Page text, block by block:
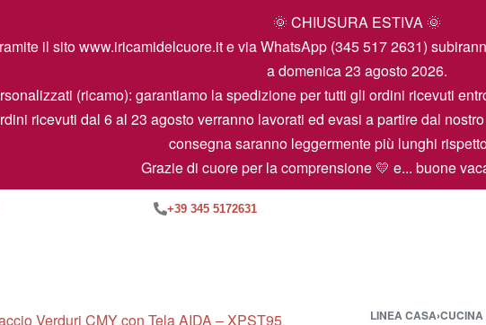
🌞 CHIUSURA ESTIVA 🌞
il sito www.iricamidelcuore.it e via WhatsApp (345 517 2631)
a domenica 23 agosto 2026.
(ricamo): garantiamo la spedizione per tutti gli ordini ricevuti
ricevuti dal 6 al 23 agosto verranno lavorati ed evasi a partire dal
consegna saranno leggermente più lunghi
Grazie di cuore per la comprensione 💛 e... buone
+39 345 5172631
LINEA CASA›CUCINA